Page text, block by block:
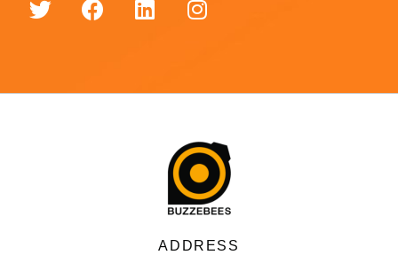
ADDRESS